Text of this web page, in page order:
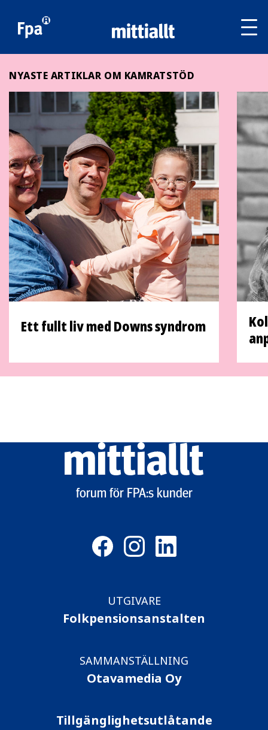
NYASTE ARTIKLAR OM KAMRATSTÖD
Ett fullt liv med Downs syndrom
Mittiallt
forum för FPA:s kunder
UTGIVARE
Folkpensionsanstalten
SAMMANSTÄLLNING
Otavamedia Oy
Tillgänglighetsutlåtande